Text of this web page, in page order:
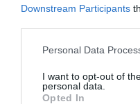
Downstream Participants
Personal Data
I want to opt-out of
personal data.
Opted In
Ez is
HÍRLISTA